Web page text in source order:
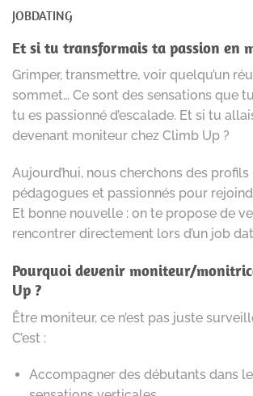
JOBDATING
Et si tu transformais ta passion en
Grimper, transmettre, voir quelqu’un
sommet… Ce sont des sensations que
tu es passionné d’escalade. Et si tu
devenant moniteur chez Climb Up ?
Aujourd’hui, nous cherchons des
pédagogues et passionnés pour
Et bonne nouvelle : on te propose de
rencontrer directement lors d’un job
Pourquoi devenir moniteur/
Up ?
Être moniteur, ce n’est pas juste
C’est :
Accompagner des débutants dans